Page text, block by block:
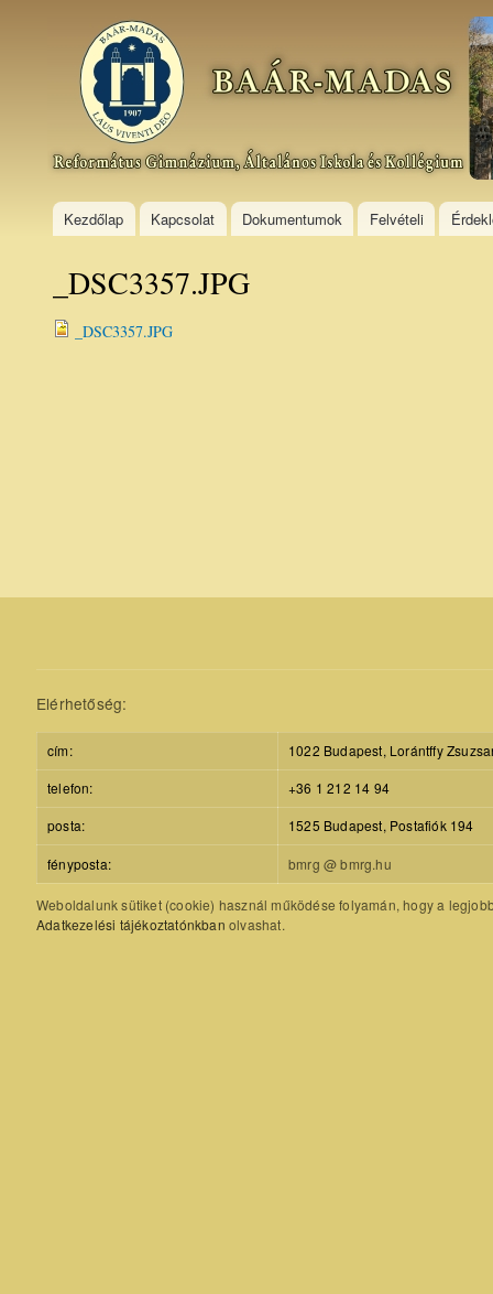
Baár–
Madas
Református
Gimnázium,
Általános
Kollégium
Kezdőlap Kapcsolat Dokumentumok Felvételi
_DSC3357.JPG
_DSC3357.JPG
Elérhetőség:
cím:
1022 Budapest, Lorántffy
telefon:
+36 1 212 14 94
posta:
1525 Budapest, Postafiók 194
fényposta: bmrg @ bmrg.hu
Weboldalunk sütiket (cookie) használ működése folyamán, hogy a
Adatkezelési tájékoztatónkban olvashat.